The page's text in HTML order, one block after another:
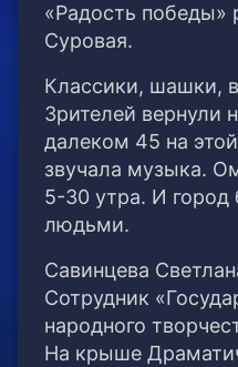
«Радость победы»
Суровая.
Классики, шашки,
Зрителей вернули
далеком 45 на
звучала музыка.
5-30 утра. И город
людьми.
Савинцева
Сотрудник
народного
На крыше